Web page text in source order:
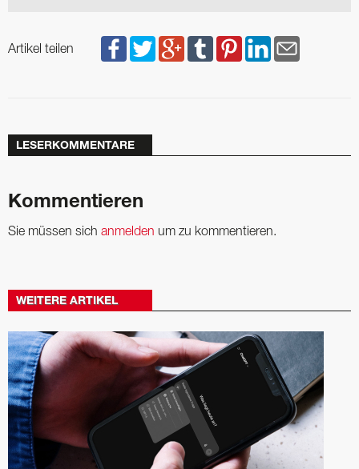
Artikel teilen
LESERKOMMENTARE
Kommentieren
Sie müssen sich anmelden um zu kommentieren.
WEITERE ARTIKEL